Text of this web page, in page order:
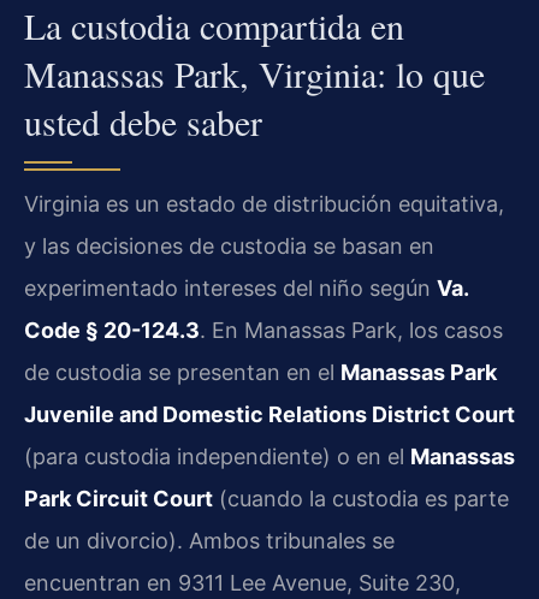
La custodia compartida en
Manassas Park, Virginia: lo que
usted debe saber
Virginia es un estado de distribución equitativa,
y las decisiones de custodia se basan en
experimentado intereses del niño según Va.
Code § 20-124.3. En Manassas Park, los casos
de custodia se presentan en el Manassas Park
Juvenile and Domestic Relations District Court
(para custodia independiente) o en el Manassas
Park Circuit Court (cuando la custodia es parte
de un divorcio). Ambos tribunales se
encuentran en 9311 Lee Avenue, Suite 230,